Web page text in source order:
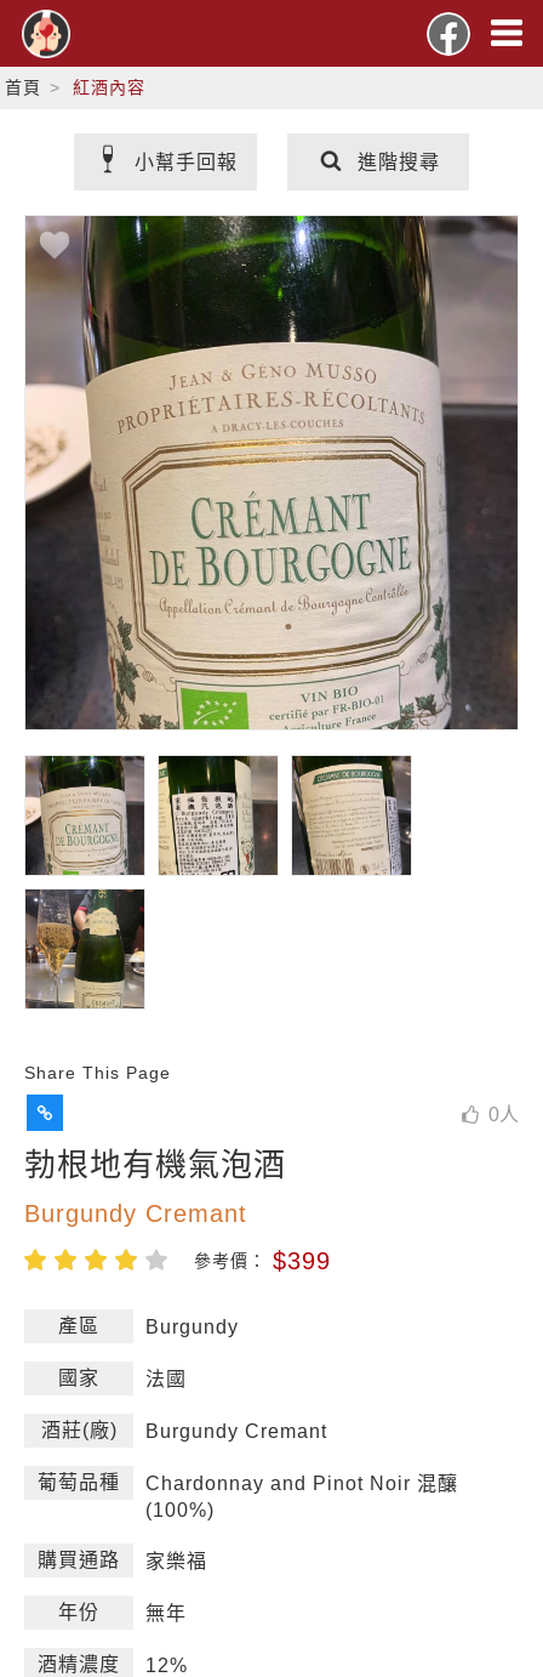
首頁 紅酒內容
小幫手回報 進階搜尋
Share This Page
0人
勃根地有機氣泡酒
Burgundy Cremant
參考價： $399
產區 Burgundy
國家 法國
酒莊(廠) Burgundy Cremant
葡萄品種
Chardonnay and Pinot Noir 混釀
(100%)
購買通路 家樂福
年份 無年
酒精濃度 12%